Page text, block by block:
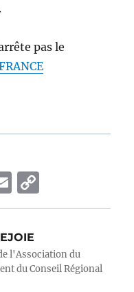
pas le
E
m
ai
l
o
y
Li
l'Association du
du Conseil Régional